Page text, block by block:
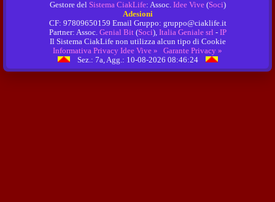
Gestore del Sistema CiakLife: Assoc. Idee Vive(Soci)
Adesioni
CF: 97809650159 Email Gruppo: gruppo@ciaklife.it
Partner: Assoc. Genial Bit(Soci), Italia Geniale srl - IP
Il Sistema CiakLife non utilizza alcun tipo di Cookie
Informativa Privacy Idee Vive »
Garante Privacy »
Sez.: 7a, Agg.: 10-08-2026 08:46:24